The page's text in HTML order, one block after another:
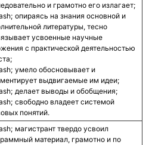
и грамотно его излагает;
опираясь на знания основной и
литературы, тесно
усвоенные научные
с практической деятельностью
умело обосновывает и
выдвигаемые им идеи;
делает выводы и обобщения;
свободно владеет системой
понятий.
магистрант твердо усвоил
материал, грамотно и по